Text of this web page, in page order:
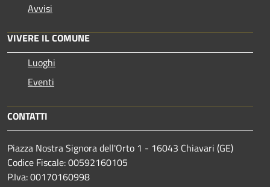
Avvisi
VIVERE IL COMUNE
Luoghi
Eventi
CONTATTI
Piazza Nostra Signora dell'Orto 1 - 16043 Chiavari (GE)
Codice Fiscale: 00592160105
P.Iva: 00170160998